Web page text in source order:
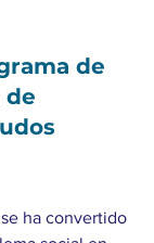
de
de
ha convertido